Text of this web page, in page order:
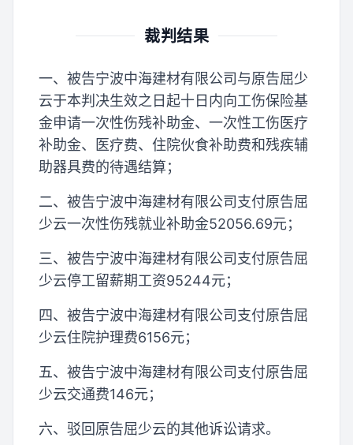
裁判结果
一、被告宁波中海建材有限公司与原告屈少
云于本判决生效之日起十日内向工伤保险基
金申请一次性伤残补助金、一次性工伤医疗
补助金、医疗费、住院伙食补助费和残疾辅
助器具费的待遇结算；
二、被告宁波中海建材有限公司支付原告屈
少云一次性伤残就业补助金52056.69元；
三、被告宁波中海建材有限公司支付原告屈
少云停工留薪期工资95244元；
四、被告宁波中海建材有限公司支付原告屈
少云住院护理费6156元；
五、被告宁波中海建材有限公司支付原告屈
少云交通费146元；
六、驳回原告屈少云的其他诉讼请求。